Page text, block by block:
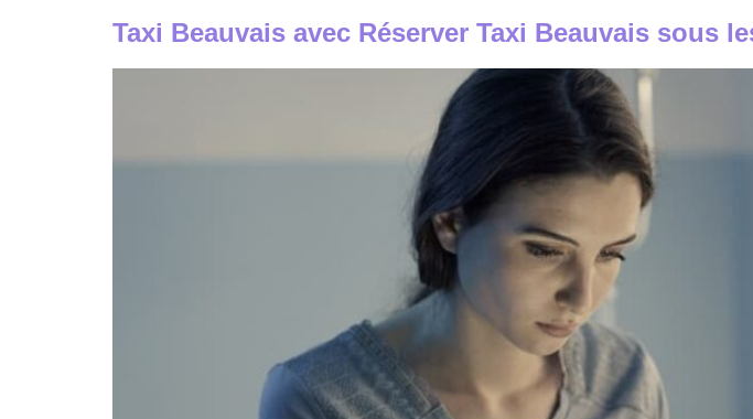
Taxi Beauvais avec Réserver Taxi Beauvais sous